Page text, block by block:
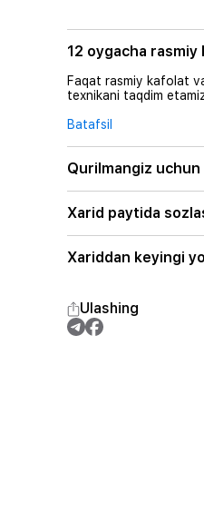
12 oygacha rasmiy
Faqat rasmiy kafolat
texnikani taqdim
Batafsil
Qurilmangiz uchun
Xarid paytida
Xariddan keyingi
Ulashing